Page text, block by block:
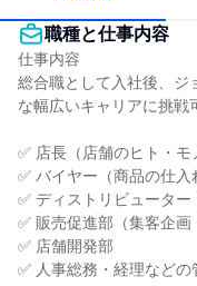
職種と仕事内容
仕事内容
総合職として入社後、ジ
な幅広いキャリアに挑戦
✅ 店長（店舗のヒト・モ
✅ バイヤー（商品の仕入
✅ ディストリビューター
✅ 販売促進部（集客企画
✅ 店舗開発部
✅ 人事総務・経理などの